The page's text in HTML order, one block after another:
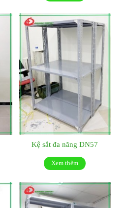
Kệ sắt đa năng DN57
Xem thêm